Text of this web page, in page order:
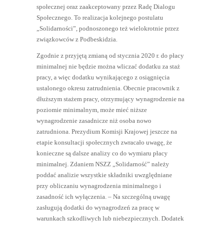
społecznej oraz zaakceptowany przez Radę Dialogu
Społecznego. To realizacja kolejnego postulatu
„Solidarności”, podnoszonego też wielokrotnie przez
związkowców z Podbeskidzia.
Zgodnie z przyjętą zmianą od stycznia 2020 r. do płacy
minimalnej nie będzie można wliczać dodatku za staż
pracy, a więc dodatku wynikającego z osiągnięcia
ustalonego okresu zatrudnienia. Obecnie pracownik z
dłuższym stażem pracy, otrzymujący wynagrodzenie na
poziomie minimalnym, może mieć niższe
wynagrodzenie zasadnicze niż osoba nowo
zatrudniona. Prezydium Komisji Krajowej jeszcze na
etapie konsultacji społecznych zwracało uwagę, że
konieczne są dalsze analizy co do wymiaru płacy
minimalnej. Zdaniem NSZZ „Solidarność” należy
poddać analizie wszystkie składniki uwzględniane
przy obliczaniu wynagrodzenia minimalnego i
zasadność ich wyłączenia. – Na szczególną uwagę
zasługują dodatki do wynagrodzeń za pracę w
warunkach szkodliwych lub niebezpiecznych. Dodatek